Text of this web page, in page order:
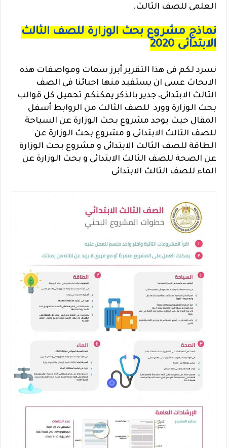
العلمى للصف الثالث.
نماذج مشروع بحث الوزارة للصف الثالث
الابتدائى 2020
نسرد لكم فى هذا التقرير أبرز سمات ومواصفات هذه
الابحاث عسى ان يستفيد منها احبائنا فى الصف
الثالث الابتدائى، جدير بالذكر يمكنكم تحميل كل قوالب
بحث الوزارة وورد للصف الثالث من الروابط أسفل
المقال حيث يوجد مشروع بحث الوزارة عن السياحة
للصف الثالث الابتدائى و مشروع بحث الوزارة عن
الطاقة للصف الثالث الابتدائى و مشروع بحث الوزارة
عن الصحة للصف الثالث الابتدائى و بحث الوزارة عن
الماء للصف الثالث الابتدائى